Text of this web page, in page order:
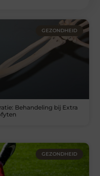
GEZONDHEID
Behandeling bij Extra
GEZONDHEID